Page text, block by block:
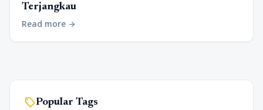
Terjangkau
Read more arrow_forward
sellPopular Tags